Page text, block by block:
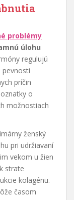
problémy
úlohu
regulujú
pevnosti
príčin
o
možnostiach
ženský
pri udržiavaní
vekom u žien
strate
kolagénu.
časom